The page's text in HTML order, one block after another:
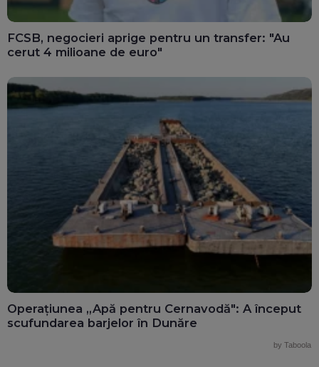
FCSB, negocieri aprige pentru un transfer: "Au
cerut 4 milioane de euro"
Operațiunea „Apă pentru Cernavodă": A început
scufundarea barjelor în Dunăre
by Taboola